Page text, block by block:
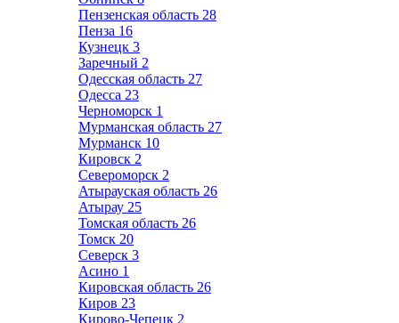
Пензенская область 28
Пенза 16
Кузнецк 3
Заречный 2
Одесская область 27
Одесса 23
Черноморск 1
Мурманская область 27
Мурманск 10
Кировск 2
Североморск 2
Атырауская область 26
Атырау 25
Томская область 26
Томск 20
Северск 3
Асино 1
Кировская область 26
Киров 23
Кирово-Чепецк 2